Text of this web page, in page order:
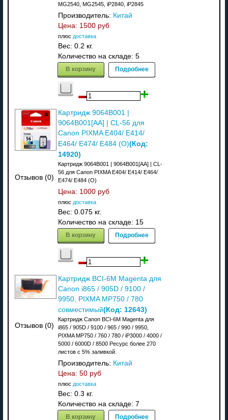
MG2540, MG2545, iP2840, iP2845
Производитель: Китай
Цена: 1500 руб
плюс доставка
Вес: 0.2 кг.
Количество на складе: 5
В корзину Подробнее
Отзывов (0)
Картридж 9064B001 |
9064B001[AA] | CL-56 для
Canon PIXMA E404/ E414/
E464/ E474/ E484 (O)(Код:
14920)
Картридж 9064B001 | 9064B001[AA] | CL-
56 для Canon PIXMA E404/ E414/ E464/
E474/ E484 (O)
Цена: 1000 руб
плюс доставка
Вес: 0.075 кг.
Количество на складе: 15
В корзину Подробнее
Отзывов (0)
Картридж BCI-6M Magenta для
Canon i865 / 905D / 9100 /
9950, PIXMA MP750 / 780
совместимый(Код: 12643)
Картридж Canon BCI-6M Magenta для
i865 / 905D / 9100 / 965 / 990 / 9950,
PIXMA MP750 / 760 / 780 / iP3000 / 4000 /
5000 / 6000D / 8500 Ресурс более 270
листов с 5% заливкой.
Производитель: Китай
Цена: 50 руб
плюс доставка
Вес: 0.3 кг.
Количество на складе: 7
В корзину Подробнее